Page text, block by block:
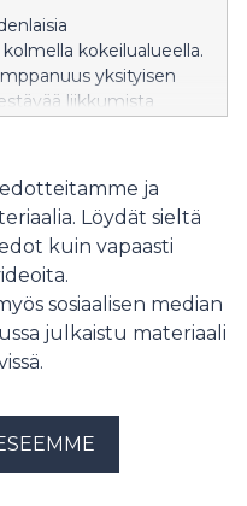
kokeilualueella.
yksityisen
liikkumista
ja
Löydät sieltä
kuin vapaasti
sosiaalisen median
julkaistu materiaali